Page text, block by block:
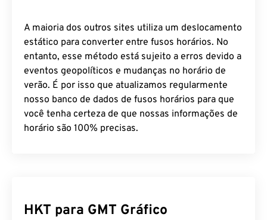
A maioria dos outros sites utiliza um deslocamento
estático para converter entre fusos horários. No
entanto, esse método está sujeito a erros devido a
eventos geopolíticos e mudanças no horário de
verão. É por isso que atualizamos regularmente
nosso banco de dados de fusos horários para que
você tenha certeza de que nossas informações de
horário são 100% precisas.
HKT para GMT Gráfico